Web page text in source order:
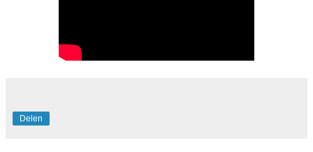
Delen